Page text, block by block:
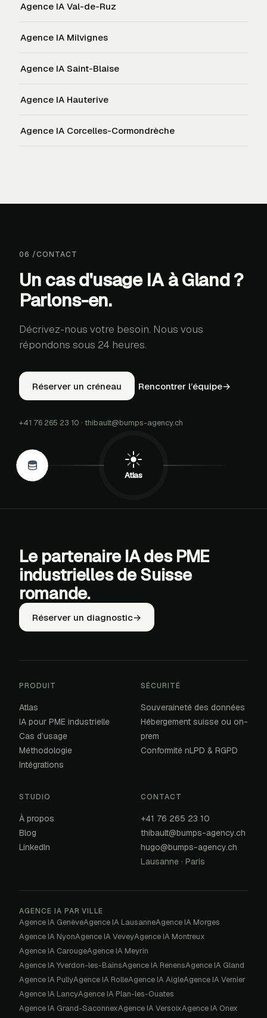
Agence IA Val-de-Ruz
Agence IA Milvignes
Agence IA Saint-Blaise
Agence IA Hauterive
Agence IA Corcelles-Cormondrèche
06 /CONTACT
Un cas d'usage IA à Gland ?
Parlons-en.
Décrivez-nous votre besoin. Nous vous
répondons sous 24 heures.
Réserver un créneau Rencontrer l’équipe→
+41 76 265 23 10 · thibault@bumps-agency.ch
Atlas
SPDF
Le partenaire IA des PME
industrielles de Suisse
romande.
Réserver un diagnostic→
PRODUIT
Atlas
IA pour PME industrielle
Cas d’usage
Méthodologie
Intégrations
SÉCURITÉ
Souveraineté des données
Hébergement suisse ou on-
prem
Conformité nLPD & RGPD
STUDIO
À propos
Blog
LinkedIn
CONTACT
+41 76 265 23 10
thibault@bumps-agency.ch
hugo@bumps-agency.ch
Lausanne · Paris
AGENCE IA PAR VILLE
Agence IA GenèveAgence IA LausanneAgence IA Morges
Agence IA NyonAgence IAVeveyAgence IA Montreux
Agence IA CarougeAgence IA Meyrin
Agence IAYverdon-les-BainsAgence IA RenensAgence IA Gland
Agence IA PullyAgence IA RolleAgence IAAigleAgence IAVernier
Agence IA LancyAgence IA Plan-les-Ouates
Agence IA Grand-SaconnexAgence IAVersoixAgence IA Onex